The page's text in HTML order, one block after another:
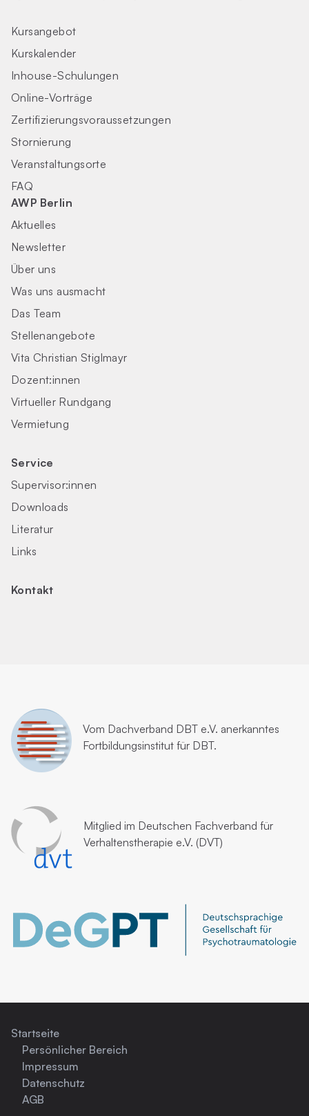
Kursangebot
Kurskalender
Inhouse-Schulungen
Online-Vorträge
Zertifizierungs­voraus­setzungen
Stornierung
Veranstaltungsorte
FAQ
AWP Berlin
Aktuelles
Newsletter
Über uns
Was uns ausmacht
Das Team
Stellenangebote
Vita Christian Stiglmayr
Dozent:innen
Virtueller Rundgang
Vermietung
Service
Supervisor:innen
Downloads
Literatur
Links
Kontakt
Vom Dachverband DBT e.V. anerkanntes
Fortbildungsinstitut für DBT.
Mitglied im Deutschen Fachverband für
Verhaltenstherapie e.V. (DVT)
Startseite
Persönlicher Bereich
Impressum
Datenschutz
AGB